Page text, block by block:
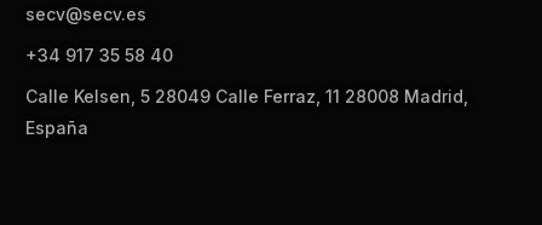
secv@secv.es
+34 917 35 58 40
Calle Kelsen, 5 28049 Calle Ferraz, 11 28008 Madrid,
España